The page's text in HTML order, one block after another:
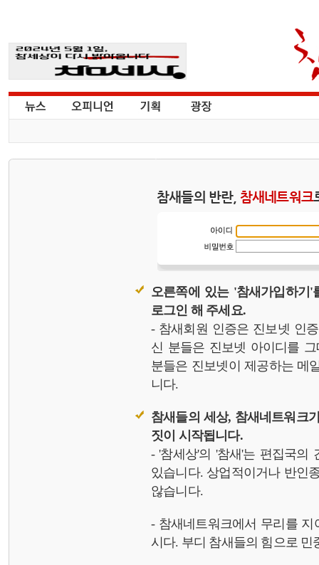
참새들의 반란, 참새네트워크
오른쪽에 있는 '참새가입하기
로그인 해 주세요.
- 참새회원 인증은 진보넷 인
신 분들은 진보넷 아이디를
분들은 진보넷이 제공하는 메
니다.
참새들의 세상, 참새네트워크
짓이 시작됩니다.
- '참세상'의 '참새'는 편집국의
있습니다. 상업적이거나 반인
않습니다.
- 참새네트워크에서 무리를
시다. 부디 참새들의 힘으로 민